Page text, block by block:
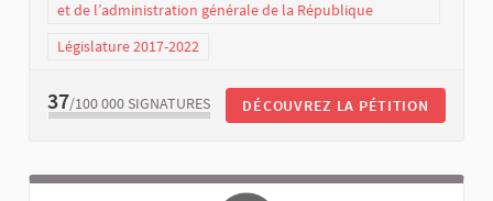
et de l’administration générale de la République
Législature 2017-2022
37/100 000 SIGNATURES DÉCOUVREZ LA PÉTITION